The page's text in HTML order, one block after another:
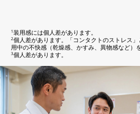
1装用感には個人差があります。
2個人差があります。「コンタクトのストレス
用中の不快感（乾燥感、かすみ、異物感など）
3個人差があります。